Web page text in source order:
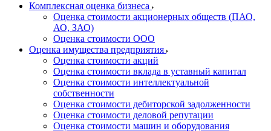
Комплексная оценка бизнеса
Оценка стоимости акционерных обществ (ПАО,
АО, ЗАО)
Оценка стоимости ООО
Оценка имущества предприятия
Оценка стоимости акций
Оценка стоимости вклада в уставный капитал
Оценка стоимости интеллектуальной
собственности
Оценка стоимости дебиторской задолженности
Оценка стоимости деловой репутации
Оценка стоимости машин и оборудования